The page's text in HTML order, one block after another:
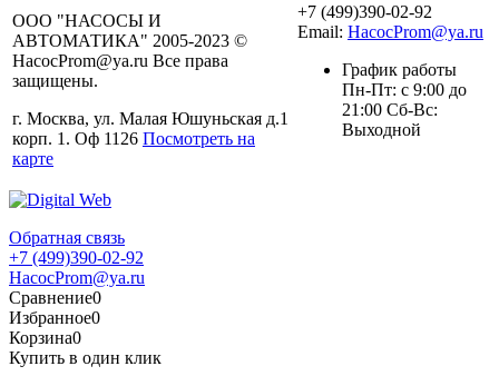
ООО "НАСОСЫ И
АВТОМАТИКА" 2005-2023 ©
HacocProm@ya.ru Все права
защищены.
г. Москва, ул. Малая Юшуньская д.1
корп. 1. Оф 1126 Посмотреть на
карте
+7 (499)390-02-92
Email: HacocProm@ya.ru
График работы
Пн-Пт: с 9:00 до
21:00 Сб-Вс:
Выходной
Обратная связь
+7 (499)390-02-92
HacocProm@ya.ru
Сравнение0
Избранное0
Корзина0
Купить в один клик